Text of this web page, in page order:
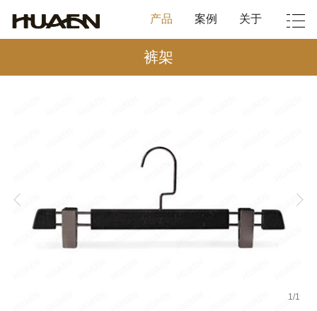
产品 案例 关于
裤架
1 /1